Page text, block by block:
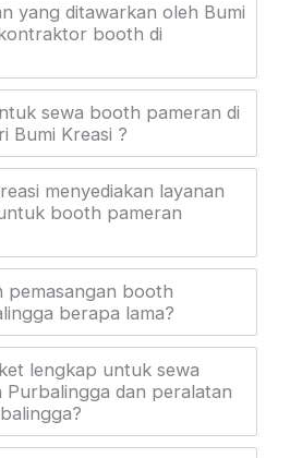
yang ditawarkan oleh Bumi
booth di
sewa booth pameran di
Bumi Kreasi ?
menyediakan layanan
booth pameran
pemasangan booth
berapa lama?
lengkap untuk sewa
dan peralatan